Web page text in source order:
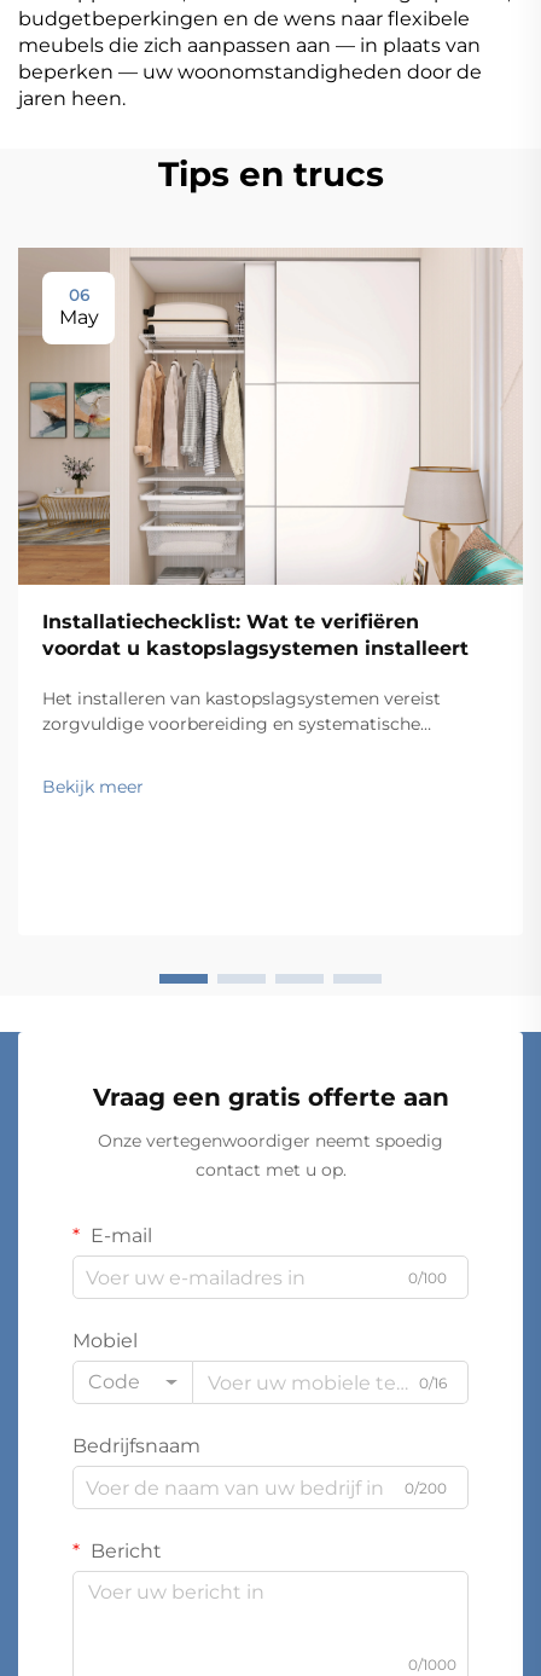
budgetbeperkingen en de wens naar flexibele
meubels die zich aanpassen aan — in plaats van
beperken — uw woonomstandigheden door de
jaren heen.
Tips en trucs
06
May
Installatiechecklist: Wat te verifiëren
voordat u kastopslagsystemen installeert
Het installeren van kastopslagsystemen vereist
zorgvuldige voorbereiding en systematische
te garanderen. Professionele aannemers en
facilitymanagers weten dat een succesvolle installatie
Bekijk meer
Vraag een gratis offerte aan
Onze vertegenwoordiger neemt spoedig
contact met u op.
E-mail
0/100
Mobiel
Code
0/16
Bedrijfsnaam
0/200
Bericht
0/1000